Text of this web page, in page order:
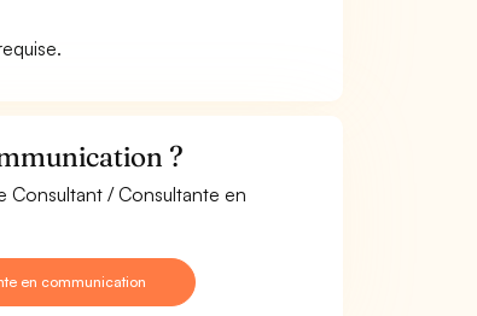
?
Consultant / Consultante en
en communication